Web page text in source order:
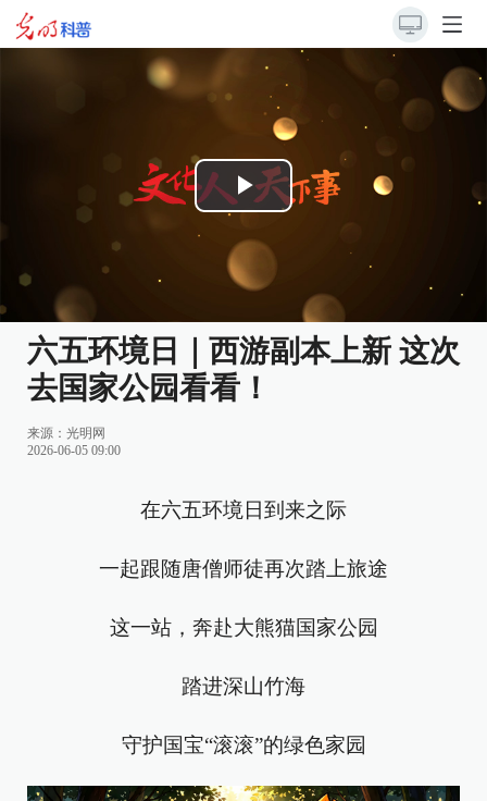
Play
Video
六五环境日｜西游副本上新 这次
去国家公园看看！
来源： 光明网
2026-06-05 09:00
在六五环境日到来之际
一起跟随唐僧师徒再次踏上旅途
这一站，奔赴大熊猫国家公园
踏进深山竹海
守护国宝“滚滚”的绿色家园